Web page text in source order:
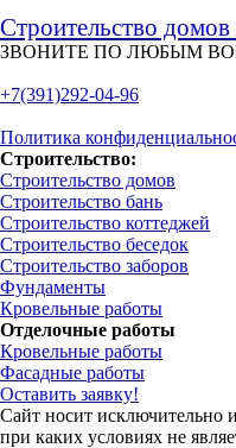
Строительство
ЗВОНИТЕ ПО ЛЮБЫМ
+7(391)292-04-96
Политика
Строительство:
Строительство домов
Строительство бань
Строительство коттеджей
Строительство беседок
Строительство заборов
Фундаменты
Кровельные работы
Отделочные работы
Кровельные работы
Фасадные работы
Оставить заявку!
Сайт носит исключительно
при каких условиях не